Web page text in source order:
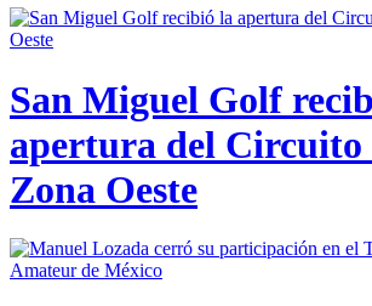
San Miguel Golf
apertura del Circuito
Zona Oeste